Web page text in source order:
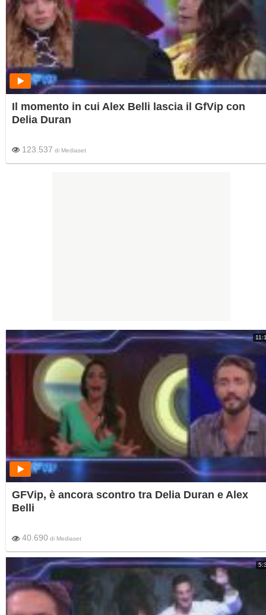
Il momento in cui Alex Belli lascia il GfVip con
Delia Duran
123.537 di Mediaset
GFVip, è ancora scontro tra Delia Duran e Alex
Belli
40.690 di Mediaset